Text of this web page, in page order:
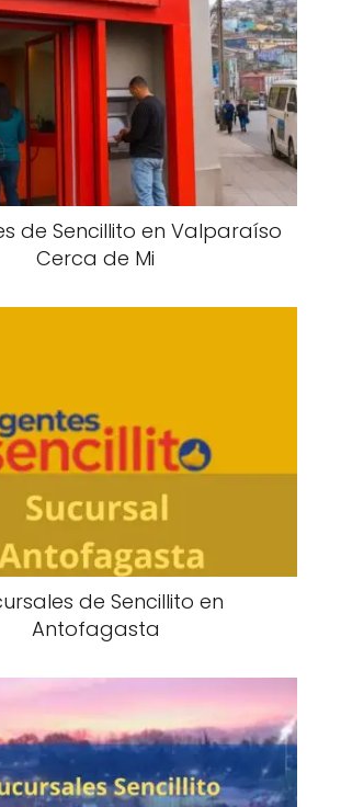
de Sencillito en Valparaíso
Cerca de Mi
de Sencillito en
Antofagasta